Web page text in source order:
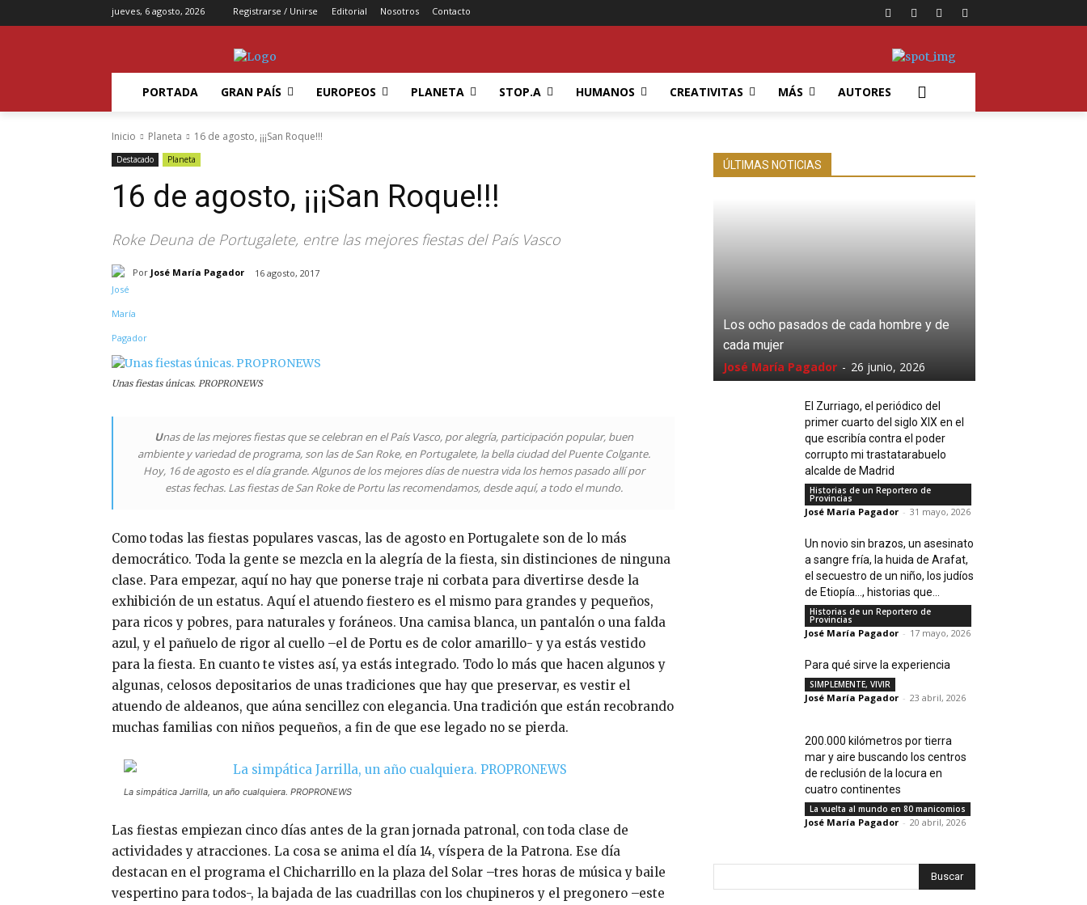
jueves, 6 agosto, 2026 Registrarse / Unirse Editorial Nosotros Contacto
PORTADA GRAN PAÍS EUROPEOS PLANETA STOP.A HUMANOS CREATIVITAS MÁS AUTORES
Inicio Planeta 16 de agosto, ¡¡¡San Roque!!!
Destacado Planeta
16 de agosto, ¡¡¡San Roque!!!
Roke Deuna de Portugalete, entre las mejores fiestas del País Vasco
Por José María Pagador 16 agosto, 2017
Unas fiestas únicas. PROPRONEWS
Unas de las mejores fiestas que se celebran en el País Vasco, por alegría, participación popular, buen
ambiente y variedad de programa, son las de San Roke, en Portugalete, la bella ciudad del Puente Colgante.
Hoy, 16 de agosto es el día grande. Algunos de los mejores días de nuestra vida los hemos pasado allí por
estas fechas. Las fiestas de San Roke de Portu las recomendamos, desde aquí, a todo el mundo.
Como todas las fiestas populares vascas, las de agosto en Portugalete son de lo más
democrático. Toda la gente se mezcla en la alegría de la fiesta, sin distinciones de ninguna
clase. Para empezar, aquí no hay que ponerse traje ni corbata para divertirse desde la
exhibición de un estatus. Aquí el atuendo fiestero es el mismo para grandes y pequeños,
para ricos y pobres, para naturales y foráneos. Una camisa blanca, un pantalón o una falda
azul, y el pañuelo de rigor al cuello –el de Portu es de color amarillo- y ya estás vestido
para la fiesta. En cuanto te vistes así, ya estás integrado. Todo lo más que hacen algunos y
algunas, celosos depositarios de unas tradiciones que hay que preservar, es vestir el
atuendo de aldeanos, que aúna sencillez con elegancia. Una tradición que están recobrando
muchas familias con niños pequeños, a fin de que ese legado no se pierda.
La simpática Jarrilla, un año cualquiera. PROPRONEWS
Las fiestas empiezan cinco días antes de la gran jornada patronal, con toda clase de
actividades y atracciones. La cosa se anima el día 14, víspera de la Patrona. Ese día
destacan en el programa el Chicharrillo en la plaza del Solar –tres horas de música y baile
vespertino para todos-, la bajada de las cuadrillas con los chupineros y el pregonero –este
ÚLTIMAS NOTICIAS
Los ocho pasados de cada hombre y de
cada mujer
José María Pagador - 26 junio, 2026
El Zurriago, el periódico del
primer cuarto del siglo XIX en el
que escribía contra el poder
corrupto mi trastatarabuelo
alcalde de Madrid
Historias de un Reportero de
Provincias
José María Pagador - 31 mayo, 2026
Un novio sin brazos, un asesinato
a sangre fría, la huida de Arafat,
el secuestro de un niño, los judíos
de Etiopía…, historias que...
Historias de un Reportero de
Provincias
José María Pagador - 17 mayo, 2026
Para qué sirve la experiencia
SIMPLEMENTE, VIVIR
José María Pagador - 23 abril, 2026
200.000 kilómetros por tierra
mar y aire buscando los centros
de reclusión de la locura en
cuatro continentes
La vuelta al mundo en 80 manicomios
José María Pagador - 20 abril, 2026
Buscar